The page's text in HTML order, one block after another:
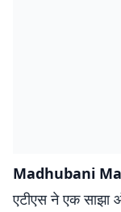
Madhubani
एटीएस ने एक साझा